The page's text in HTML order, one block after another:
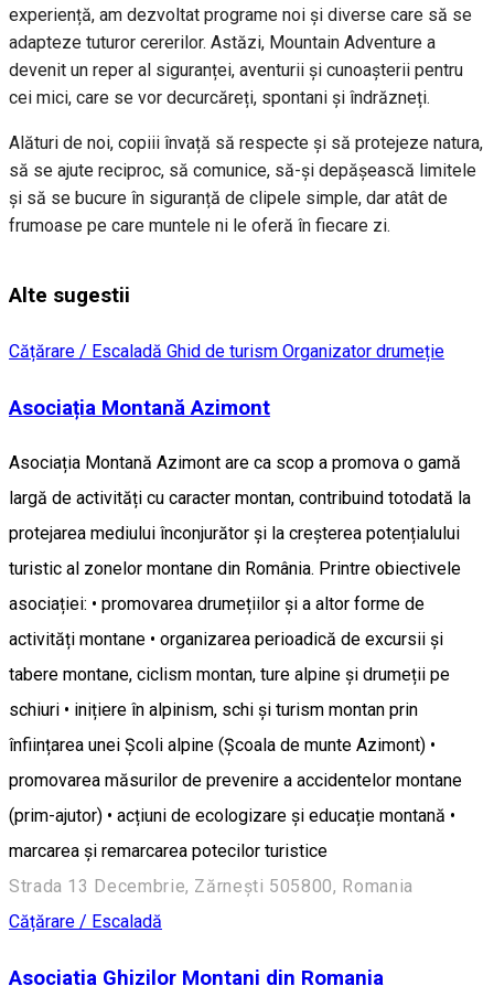
experiență, am dezvoltat programe noi și diverse care să se
adapteze tuturor cererilor. Astăzi, Mountain Adventure a
devenit un reper al siguranței, aventurii și cunoașterii pentru
cei mici, care se vor decurcăreți, spontani și îndrăzneți.
Alături de noi, copiii învață să respecte și să protejeze natura,
să se ajute reciproc, să comunice, să-și depășească limitele
și să se bucure în siguranță de clipele simple, dar atât de
frumoase pe care muntele ni le oferă în fiecare zi.
Alte sugestii
Cățărare / Escaladă Ghid de turism Organizator drumeție
Asociația Montană Azimont
Asociația Montană Azimont are ca scop a promova o gamă
largă de activități cu caracter montan, contribuind totodată la
protejarea mediului înconjurător și la creșterea potențialului
turistic al zonelor montane din România. Printre obiectivele
asociației: • promovarea drumețiilor și a altor forme de
activități montane • organizarea perioadică de excursii și
tabere montane, ciclism montan, ture alpine și drumeții pe
schiuri • inițiere în alpinism, schi și turism montan prin
înființarea unei Școli alpine (Școala de munte Azimont) •
promovarea măsurilor de prevenire a accidentelor montane
(prim-ajutor) • acțiuni de ecologizare și educație montană •
marcarea și remarcarea potecilor turistice
Strada 13 Decembrie, Zărnești 505800, Romania
Cățărare / Escaladă
Asociatia Ghizilor Montani din Romania